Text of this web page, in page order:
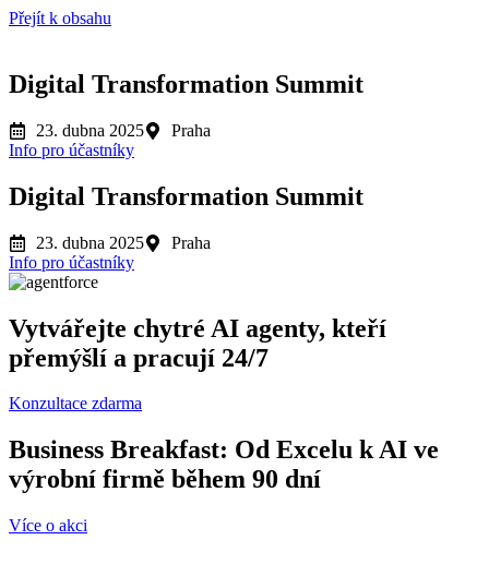
Přejít k obsahu
Digital Transformation Summit
23. dubna 2025
Praha
Info pro účastníky
Digital Transformation Summit
23. dubna 2025
Praha
Info pro účastníky
Vytvářejte chytré AI agenty, kteří
přemýšlí a pracují 24/7
Konzultace zdarma
Business Breakfast: Od Excelu k AI ve
výrobní firmě během 90 dní
Více o akci